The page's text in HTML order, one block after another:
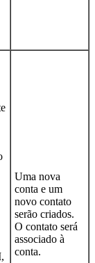
Uma nova
conta e um
novo contato
serão criados.
O contato será
associado à
conta.